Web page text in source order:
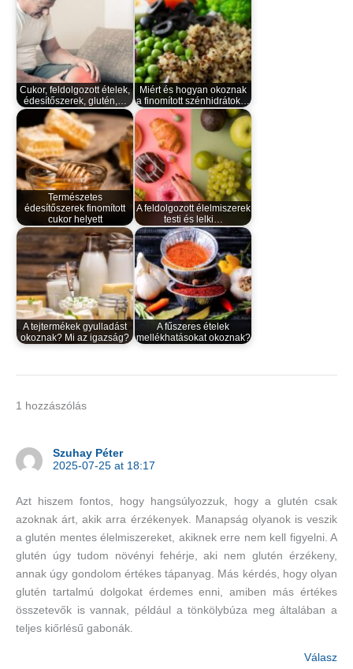
Cukor, feldolgozott ételek,
édesítőszerek, glutén,…
Miért és hogyan okoznak
a finomított szénhidrátok…
Természetes
édesítőszerek finomított
cukor helyett
A feldolgozott élelmiszerek
testi és lelki…
A tejtermékek gyulladást
okoznak? Mi az igazság?
A fűszeres ételek
mellékhatásokat okoznak?
1 hozzászólás
Szuhay Péter
2025-07-25 at 18:17
Azt hiszem fontos, hogy hangsúlyozzuk, hogy a glutén csak
azoknak árt, akik arra érzékenyek. Manapság olyanok is veszik
a glutén mentes élelmiszereket, akiknek erre nem kell figyelni. A
glutén úgy tudom növényi fehérje, aki nem glutén érzékeny,
annak úgy gondolom értékes tápanyag. Más kérdés, hogy olyan
glutén tartalmú dolgokat érdemes enni, amiben más értékes
összetevők is vannak, például a tönkölybúza meg általában a
teljes kiőrlésű gabonák.
Válasz